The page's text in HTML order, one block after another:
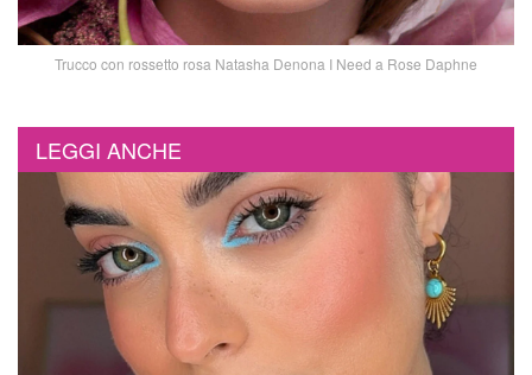
Trucco con rossetto rosa Natasha Denona I Need a Rose Daphne
LEGGI ANCHE